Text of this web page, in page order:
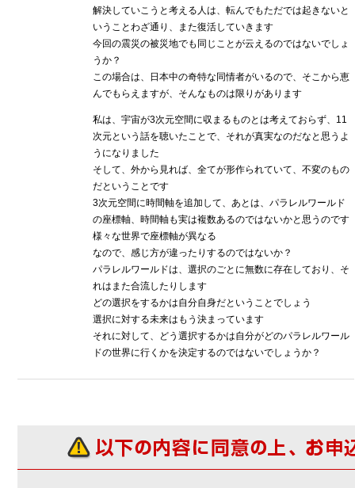
解決していこうと考える人は、転んでもただでは起きないと
いうことわざ通り、また復活していきます
今回の震災の被災地でも同じことが云えるのではないでしょ
うか？
この場合は、日本中の奇特な同情者がいるので、そこから恵
んでもらえますが、そんなものは限りがあります
私は、宇宙が3次元空間に収まるものとは考えておらず、11
次元という話を聴いたことで、それが真実なのだなと思うよ
うになりました
そして、外から見れば、全てが形作られていて、不変のもの
だということです
3次元空間に時間軸を追加して、あとは、パラレルワールド
の座標軸、時間軸も実は複数あるのではないかと思うのです
様々な世界で座標軸が異なる
なので、感じ方が違ったりするのではないか？
パラレルワールドは、選択のごとに無数に存在しており、そ
れはまた合流したりします
どの選択をするかは自分自身だということでしょう
選択に対する未来はもう決まっています
それに対して、どう選択するかは自分がどのパラレルワール
ドの世界に行くかを決定するのではないでしょうか？